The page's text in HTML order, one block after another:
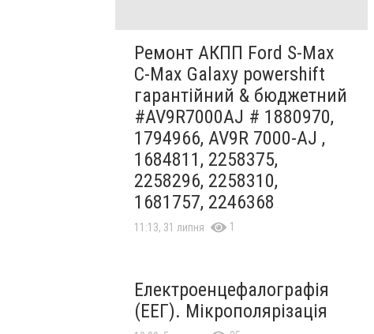
Ремонт АКПП Ford S-Max
C-Max Galaxy powershift
гарантійний & бюджетний
#AV9R7000AJ # 1880970,
1794966, AV9R 7000-AJ ,
1684811, 2258375,
2258296, 2258310,
1681757, 2246368
11:13, 31 липня 1
Електроенцефалографія
(ЕЕГ). Мікрополярізація